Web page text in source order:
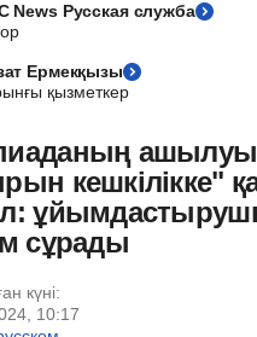
News Русская служба
Ермекқызы
қызметкер
кешкілікке"
сұрады
күні:
10:17